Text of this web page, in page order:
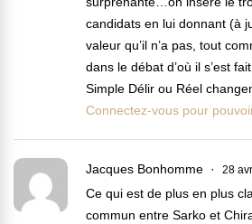
candidats en lui donnant (à
valeur qu’il n’a pas, tout
dans le débat d’où il s’est
Simple Délir ou Réel
Connectez-vous pour
Jacques Bonhomme 28
Ce qui est de plus en plus
commun entre Sarko et